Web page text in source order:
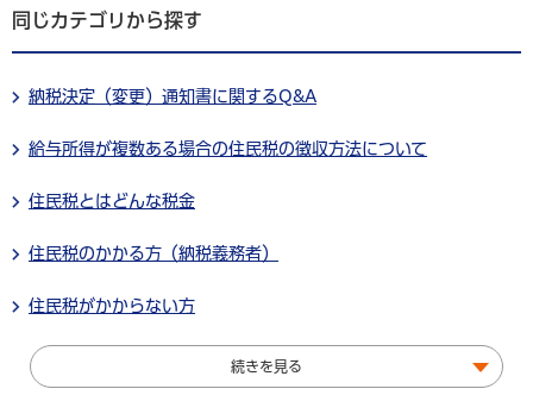
同じカテゴリから探す
納税決定（変更）通知書に関するQ&A
給与所得が複数ある場合の住民税の徴収方法について
住民税とはどんな税金
住民税のかかる方（納税義務者）
住民税がかからない方
続きを見る